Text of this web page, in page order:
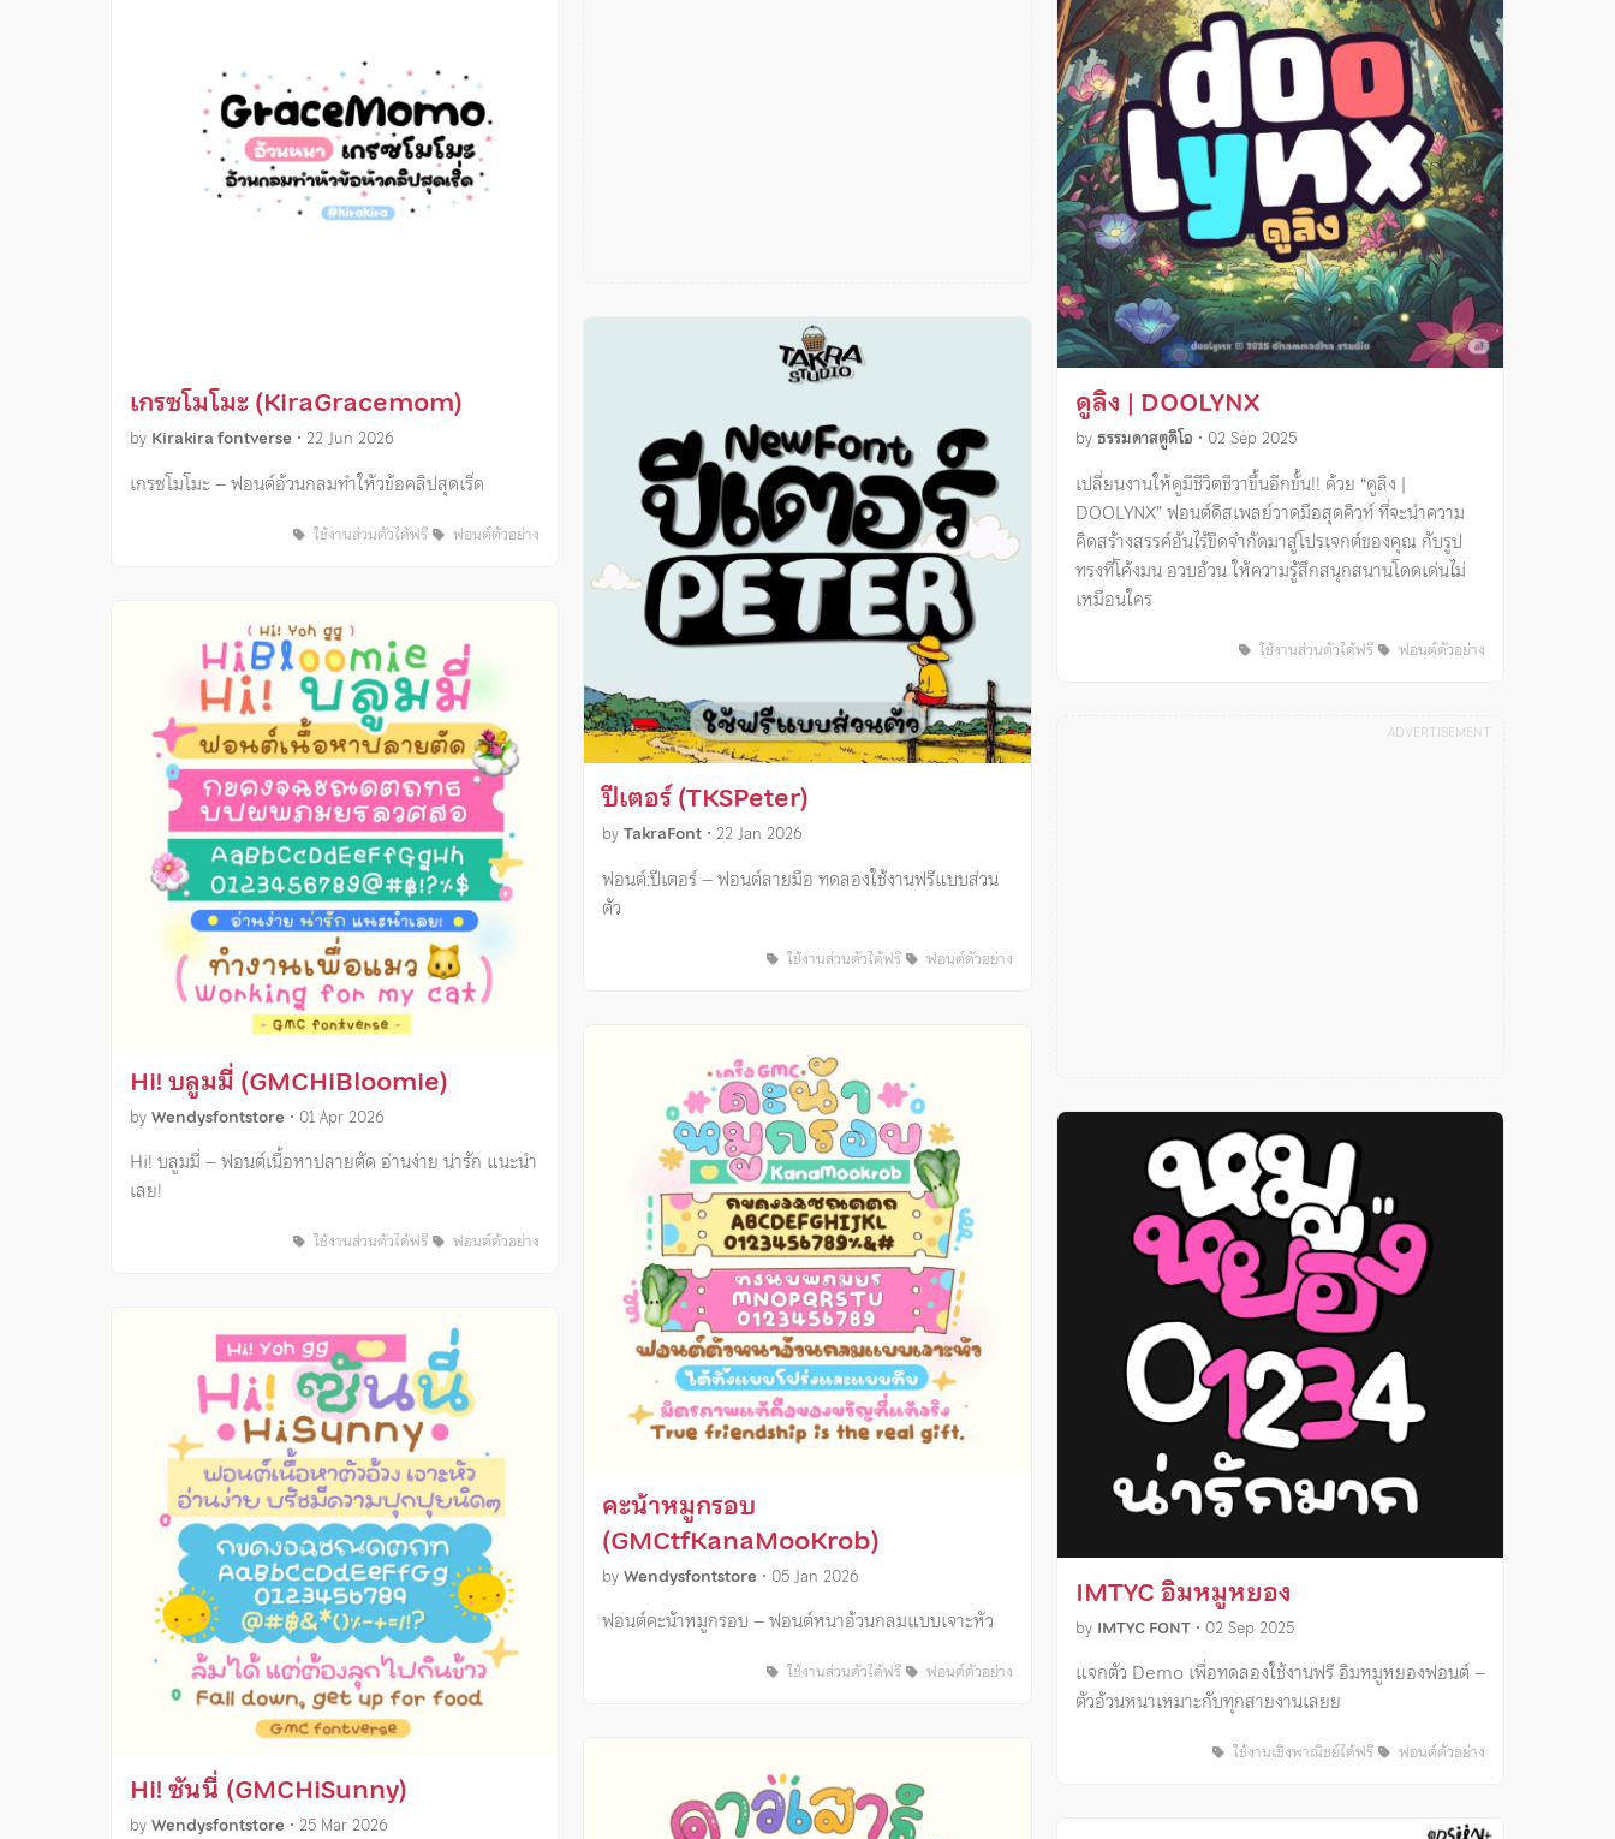
เกรซโมโมะ (KiraGracemom)
by Kirakira fontverse • 22 Jun 2026
เกรซโมโมะ – ฟอนต์อ้วนกลมทำใหัวข้อคลิปสุดเริ่ด
ใช้งานส่วนตัวได้ฟรี ฟอนต์ตัวอย่าง
Hi! บลูมมี่ (GMCHiBloomie)
byWendysfontstore • 01 Apr 2026
Hi! บลูมมี่ – ฟอนต์เนื้อหาปลายตัด อ่านง่าย น่ารัก แนะนำ
เลย!
ใช้งานส่วนตัวได้ฟรี ฟอนต์ตัวอย่าง
Hi! ซันนี่ (GMCHiSunny)
byWendysfontstore • 25 Mar 2026
ปีเตอร์ (TKSPeter)
byTakraFont • 22 Jan 2026
ฟอนต์:ปีเตอร์ – ฟอนต์ลายมือ ทดลองใช้งานฟรีแบบส่วน
ตัว
ใช้งานส่วนตัวได้ฟรี ฟอนต์ตัวอย่าง
คะน้าหมูกรอบ
(GMCtfKanaMooKrob)
byWendysfontstore • 05 Jan 2026
ฟอนต์คะน้าหมูกรอบ – ฟอนต์หนาอ้วนกลมแบบเจาะหัว
ใช้งานส่วนตัวได้ฟรี ฟอนต์ตัวอย่าง
ดูลิง | DOOLYNX
byธรรมดาสตูดิโอ • 02 Sep 2025
เปลี่ยนงานให้ดูมีชีวิตชีวาขึ้นอีกขั้น!! ด้วย “ดูลิง |
DOOLYNX” ฟอนต์ดิสเพลย์วาดมือสุดคิวท์ ที่จะนำความ
คิดสร้างสรรค์อันไร้ขีดจำกัดมาสู่โปรเจกต์ของคุณ กับรูป
ทรงที่โค้งมน อวบอ้วน ให้ความรู้สึกสนุกสนานโดดเด่นไม่
เหมือนใคร
ใช้งานส่วนตัวได้ฟรี ฟอนต์ตัวอย่าง
IMTYC อิมหมูหยอง
by IMTYC FONT• 02 Sep 2025
แจกตัว Demo เพื่อทดลองใช้งานฟรี อิมหมูหยองฟอนต์ –
ตัวอ้วนหนาเหมาะกับทุกสายงานเลยย
ใช้งานเชิงพาณิชย์ได้ฟรี ฟอนต์ตัวอย่าง